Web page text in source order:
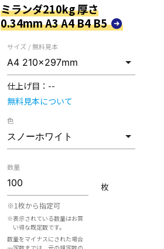
ミランダ210kg 厚さ
0.34mm A3 A4 B4 B5
サイズ / 無料見本
仕上げ目： --
無料見本について
色
数量
※1枚から指定可
※表示されている数量はお買
い得な既定数です。
数量をマイナスにされた場合
枚